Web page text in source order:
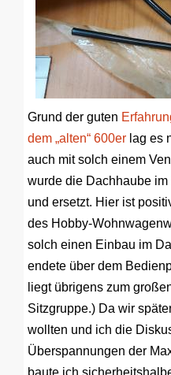
Grund der guten
dem „alten“ 600er lag es
auch mit solch einem
wurde die Dachhaube
und ersetzt. Hier ist
des Hobby-
solch einen Einbau im
endete über dem
liegt übrigens zum
Sitzgruppe.) Da wir
wollten und ich die
Überspannungen der
baute ich